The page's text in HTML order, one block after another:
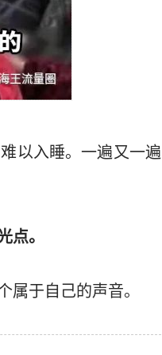
以入睡。一遍又一遍
点。
属于自己的声音。